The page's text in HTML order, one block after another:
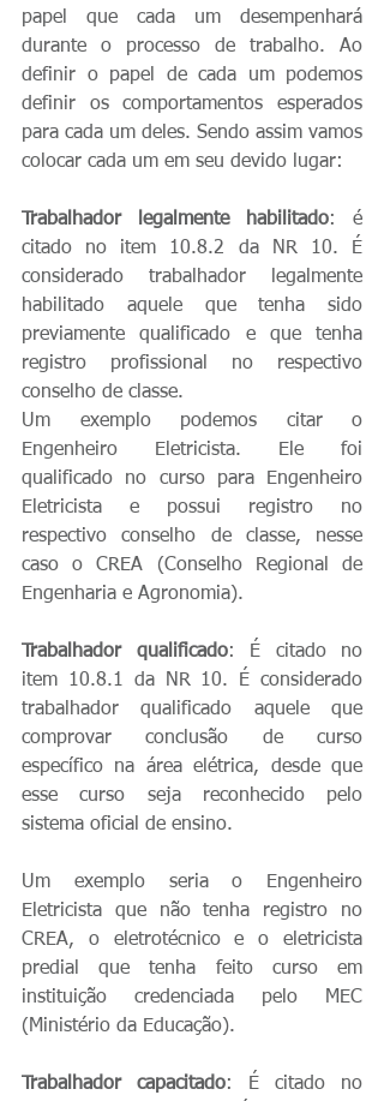
papel que cada um desempenhará
durante o processo de trabalho. Ao
definir o papel de cada um podemos
definir os comportamentos esperados
para cada um deles. Sendo assim vamos
colocar cada um em seu devido lugar:
Trabalhador legalmente habilitado: é
citado no item 10.8.2 da NR 10. É
considerado trabalhador legalmente
habilitado aquele que tenha sido
previamente qualificado e que tenha
registro profissional no respectivo
conselho de classe.
Um exemplo podemos citar o
Engenheiro Eletricista. Ele foi
qualificado no curso para Engenheiro
Eletricista e possui registro no
respectivo conselho de classe, nesse
caso o CREA (Conselho Regional de
Engenharia e Agronomia).
Trabalhador qualificado: É citado no
item 10.8.1 da NR 10. É considerado
trabalhador qualificado aquele que
comprovar conclusão de curso
específico na área elétrica, desde que
esse curso seja reconhecido pelo
sistema oficial de ensino.
Um exemplo seria o Engenheiro
Eletricista que não tenha registro no
CREA, o eletrotécnico e o eletricista
predial que tenha feito curso em
instituição credenciada pelo MEC
(Ministério da Educação).
Trabalhador capacitado: É citado no